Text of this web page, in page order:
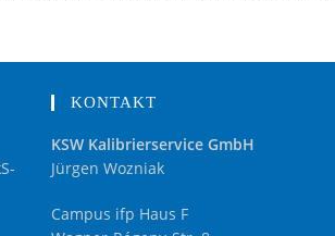
KONTAKT
KSW Kalibrierservice GmbH
Jürgen Wozniak
Campus ifp Haus F